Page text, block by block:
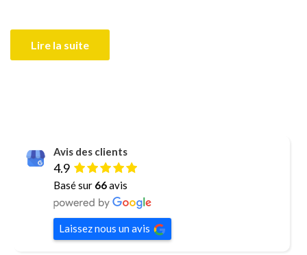
Lire la suite
Avis des clients
4.9
Basé sur 66avis
Laissez nous un avis